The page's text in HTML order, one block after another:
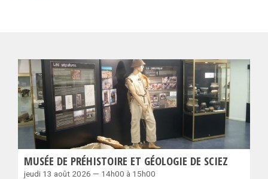
MUSÉE DE PRÉHISTOIRE ET GÉOLOGIE DE SCIEZ
jeudi 13 août 2026 — 14h00 à 15h00